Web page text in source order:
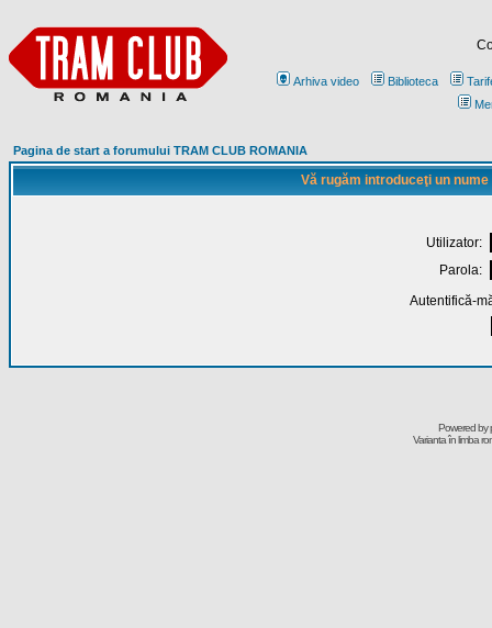
Arhiva video Biblioteca
Pagina de start a forumului TRAM CLUB ROMANIA
Vă rugăm introduceţi un
Utilizator:
Parola:
Autentifică-
Powered by
Varianta în limba